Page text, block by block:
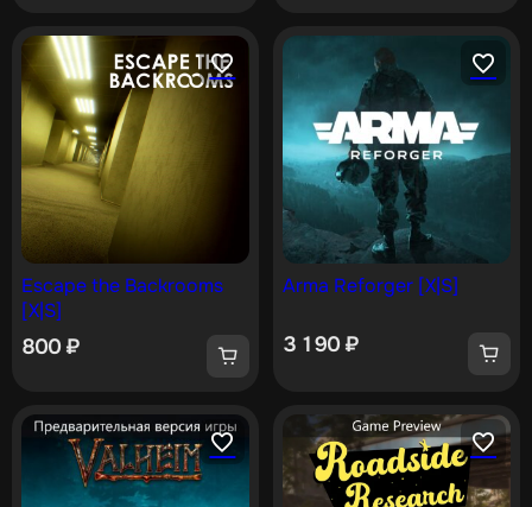
Escape the Backrooms
[X|S]
800₽
Arma Reforger [X|S]
3 190₽